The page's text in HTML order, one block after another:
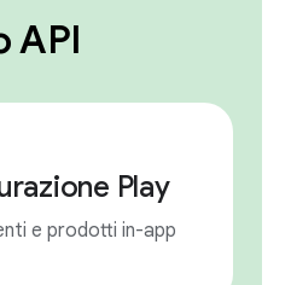
API
Play
e prodotti in-app